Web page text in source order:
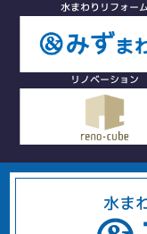
水まわりリフォー
リノベーション
水ま